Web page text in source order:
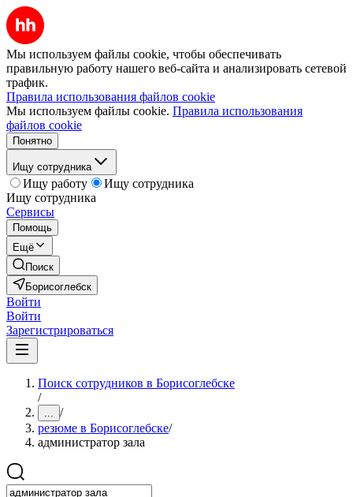
Мы используем файлы cookie, чтобы обеспечивать
правильную работу нашего веб-сайта и анализировать сетевой
трафик.
Правила использования файлов cookie
Мы используем файлы cookie. Правила использования
файлов cookie
Понятно
Ищу сотрудника
Ищу работу
Ищу сотрудника
Ищу сотрудника
Сервисы
Помощь
Ещё
Поиск
Борисоглебск
Войти
Войти
Зарегистрироваться
Поиск сотрудников в Борисоглебске
/
... /
резюме в Борисоглебске/
администратор зала